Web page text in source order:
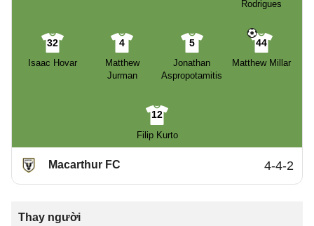
Rodrigues
32
Isaac Hovar
4
Matthew
Jurman
5
Jonathan
Aspropotamitis
44
Matthew Millar
12
Filip Kurto
Macarthur FC 4-4-2
Thay người